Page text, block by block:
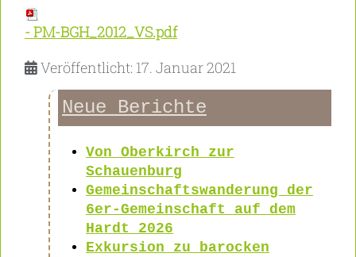
- PM-BGH_2012_VS.pdf
Veröffentlicht: 17. Januar 2021
Neue Berichte
Von Oberkirch zur
Schauenburg
Gemeinschaftswanderung der
6er-Gemeinschaft auf dem
Hardt 2026
Exkursion zu barocken